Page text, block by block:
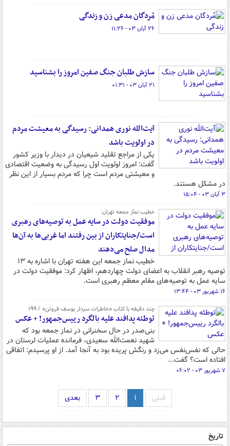
مُردگان مدعی زن و زندگی
۲۶ آبان ۰۳ - ۱۱:۲۶
سازش طلبان جنگ صفین امروز را بشناسید
۲۱ آبان ۰۳ - ۰۱:۳۱
آیت‌الله نوری همدانی: رسیدگی به معیشت مردم
در اولویت باشد
یکی از مراجع تقلید شیعیان در دیدار با وزیر کشور
گفت: امروز اولویت اول رسیدگی به وضعیت اقتصادی
و معیشتی مردم است چرا که مردم بسیار از این نظر
در مشکل هستند.
۳ آبان ۰۳ - ۱۵:۰۴
خطیب نماز جمعه تهران:
موفقیت دولت در سایه عمل به توصیه‌های رهبری
است/جنایتکاران از بین رفتند اما غربی‌ها به آن‌ها
مدال صلح می‌دهند
خطیب نماز جمعه این هفته تهران با اشاره به ۱۳
توصیه رهبر انقلاب به اعضای دولت چهاردهم، اظهار کرد: موفقیت دولت در
سایه عمل به توصیه‌های مقام معظم رهبری است.
۱۶ شهریور ۰۳ - ۱۳:۴۴
چند دقیقه با کتاب‌ «خاطرات سردار یوسف فروتن» / ۱۹۹
توطئه پدافند علیه بالگرد رییس‌جمهور! + عکس
بنی‌صدر در حال سخنرانی در نماز جمعه بود که
شهید نعمت‌الله سعیدی، فرمانده عملیات لرستان در
حالی که نفس‌نفس می‌زد و رنگش پریده بود به آنجا آمد. از او پرسیدم: اتفاقی
افتاده است؟ گفت...
۷ شهریور ۰۳ - ۰۶:۰۲
قبلی ۱ ۲ ۳ بعدی
تاریخ